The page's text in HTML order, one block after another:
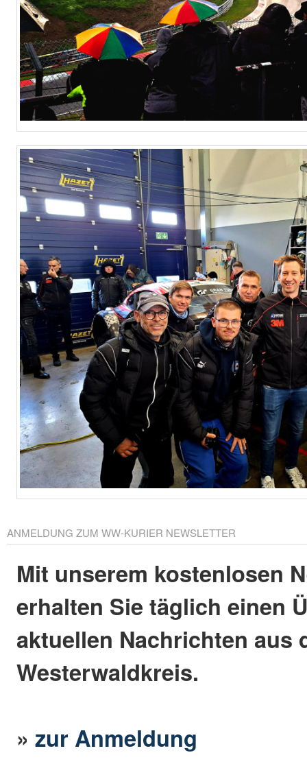
ANMELDUNG ZUM WW-KURIER NEWSLETTER
Mit unserem kostenlosen
erhalten Sie täglich einen
aktuellen Nachrichten aus
Westerwaldkreis.
»zur Anmeldung